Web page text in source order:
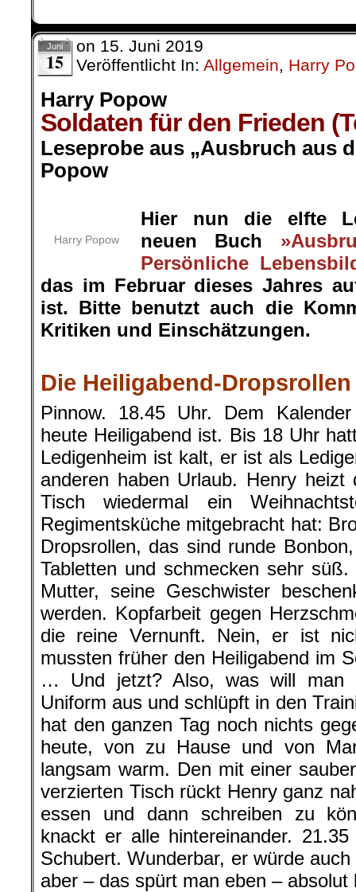
Juni
15
on 15. Juni 2019
Veröffentlicht In: Allgemein, Harry
Harry Popow
Soldaten für den Frieden
Leseprobe aus „Ausbruch aus
Popow
Harry Popow
Hier nun die elfte
neuen Buch
Persönliche
das im Februar dieses Jahres
ist. Bitte benutzt auch die
Kritiken und Einschätzungen.
Die Heiligabend-Dropsrollen
Pinnow. 18.45 Uhr. Dem
heute Heiligabend ist. Bis 18 Uhr
Ledigenheim ist kalt, er ist als
anderen haben Urlaub. Henry
Tisch wiedermal ein
Regimentsküche mitgebracht hat:
Dropsrollen, das sind runde
Tabletten und schmecken sehr
Mutter, seine Geschwister
werden. Kopfarbeit gegen
die reine Vernunft. Nein, er ist
mussten früher den Heiligabend im
… Und jetzt? Also, was will man
Uniform aus und schlüpft in den
hat den ganzen Tag noch nichts
heute, von zu Hause und von
langsam warm. Den mit einer
verzierten Tisch rückt Henry ganz
essen und dann schreiben zu
knackt er alle hintereinander.
Schubert. Wunderbar, er würde
aber – das spürt man eben – absolut